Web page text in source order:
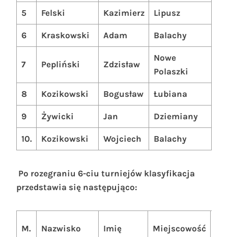
5 Felski Kazimierz Lipusz
6 Kraskowski Adam Balachy
7 Pepliński Zdzisław
Nowe
Polaszki
8 Kozikowski Bogusław Łubiana
9 Żywicki Jan Dziemiany
10. Kozikowski Wojciech Balachy
Po rozegraniu 6-ciu turniejów klasyfikacja
przedstawia się następująco:
M. Nazwisko Imię Miejscowość